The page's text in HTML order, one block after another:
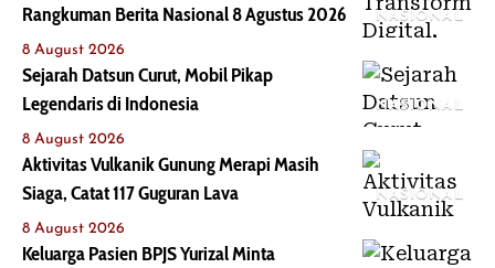
NASIONAL
Rangkuman Berita Nasional 8 Agustus 2026
8 August 2026
NASIONAL
Sejarah Datsun Curut, Mobil Pikap
Legendaris di Indonesia
8 August 2026
NASIONAL
Aktivitas Vulkanik Gunung Merapi Masih
Siaga, Catat 117 Guguran Lava
8 August 2026
Keluarga Pasien BPJS Yurizal Minta